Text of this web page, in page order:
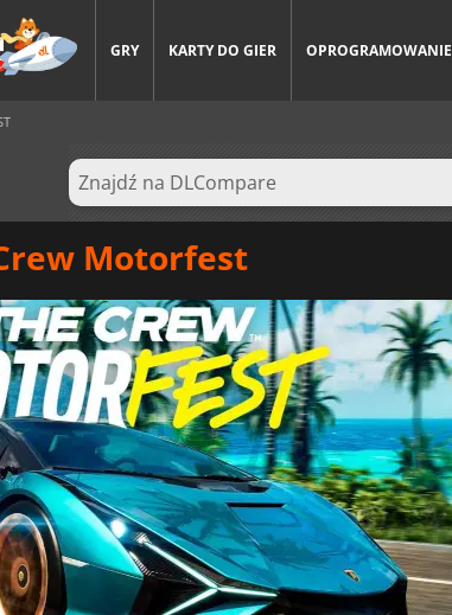
GRY KARTY DO GIER OPROGRAMOWANIE
Motorfest